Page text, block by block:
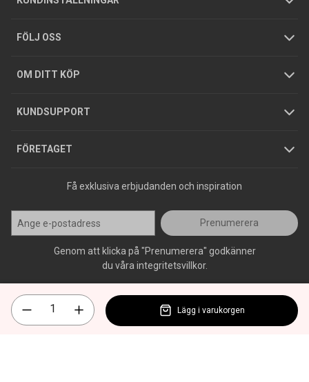
FÖLJ OSS
OM DITT KÖP
Integritetspolicy
GDPR
KUNDSUPPORT
Foldrar och kataloger
Köpguider
Varumärken
FÖRETAGET
Tjänster
Hållbarhet
Jobba hos oss
Press
Få exklusiva erbjudanden och inspiration
Prenumerera
Genom att klicka på "Prenumerera" godkänner
du våra integritetsvillkor.
Lägg i varukorgen